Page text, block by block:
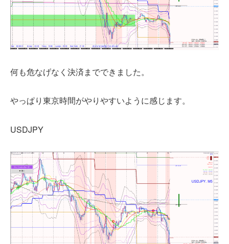
何も危なげなく決済までできました。
やっぱり東京時間がやりやすいように感じます。
USDJPY